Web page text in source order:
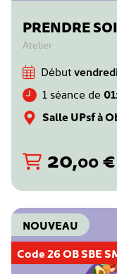
PRENDRE
Atelier
Début
1 séance de
Salle UPsf à
20,00€
Code 26 OB SBE
NOUVEAU